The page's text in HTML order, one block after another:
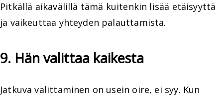
Pitkällä aikavälillä tämä kuitenkin lisää etäisyyttä
ja vaikeuttaa yhteyden palauttamista.
9. Hän valittaa kaikesta
Jatkuva valittaminen on usein oire, ei syy. Kun